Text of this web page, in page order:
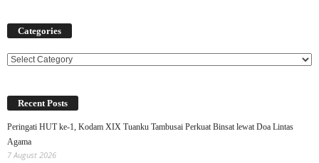
Categories
Categories
Recent Posts
Peringati HUT ke-1, Kodam XIX Tuanku Tambusai Perkuat Binsat lewat Doa Lintas
Agama
7 August 2026